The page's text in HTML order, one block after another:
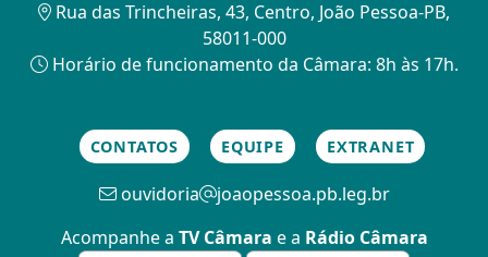
Rua das Trincheiras, 43, Centro, João Pessoa-PB,
58011-000
Horário de funcionamento da Câmara: 8h às 17h.
CONTATOS EQUIPE EXTRANET
ouvidoria
joaopessoa.pb.leg.br
Acompanhe a TV Câmara e a Rádio Câmara